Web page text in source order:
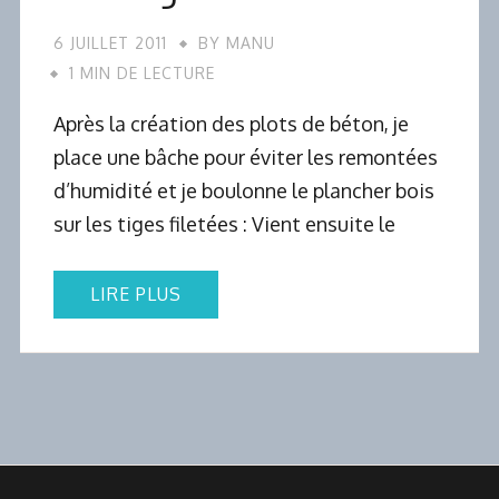
6 JUILLET 2011 BY MANU
1 MIN DE LECTURE
Après la création des plots de béton, je
place une bâche pour éviter les remontées
d’humidité et je boulonne le plancher bois
sur les tiges filetées : Vient ensuite le
LIRE PLUS